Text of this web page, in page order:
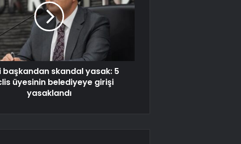
başkandan skandal yasak: 5
üyesinin belediyeye girişi
yasaklandı